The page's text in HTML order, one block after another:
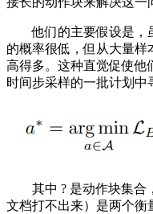
他们的主要假设是，
的概率很低，但从大量
高得多。这种直觉促使他
时间步采样的一批计划中
其中 ? 是动作块集合
文档打不出来）是两个衡